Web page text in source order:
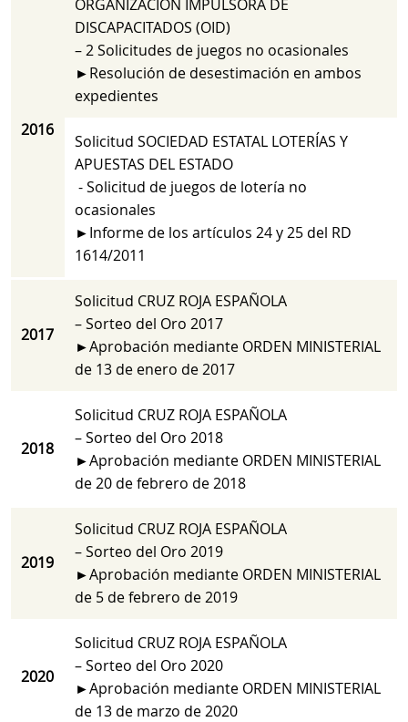
2016
ORGANIZACIÓN IMPULSORA DE
DISCAPACITADOS (OID)
– 2 Solicitudes de juegos no ocasionales
►Resolución de desestimación en ambos
expedientes
Solicitud SOCIEDAD ESTATAL LOTERÍAS Y
APUESTAS DEL ESTADO
- Solicitud de juegos de lotería no
ocasionales
►Informe de los artículos 24 y 25 del RD
1614/2011
2017
Solicitud CRUZ ROJA ESPAÑOLA
– Sorteo del Oro 2017
►Aprobación mediante ORDEN MINISTERIAL
de 13 de enero de 2017
2018
Solicitud CRUZ ROJA ESPAÑOLA
– Sorteo del Oro 2018
►Aprobación mediante ORDEN MINISTERIAL
de 20 de febrero de 2018
2019
Solicitud CRUZ ROJA ESPAÑOLA
– Sorteo del Oro 2019
►Aprobación mediante ORDEN MINISTERIAL
de 5 de febrero de 2019
2020
Solicitud CRUZ ROJA ESPAÑOLA
– Sorteo del Oro 2020
►Aprobación mediante ORDEN MINISTERIAL
de 13 de marzo de 2020